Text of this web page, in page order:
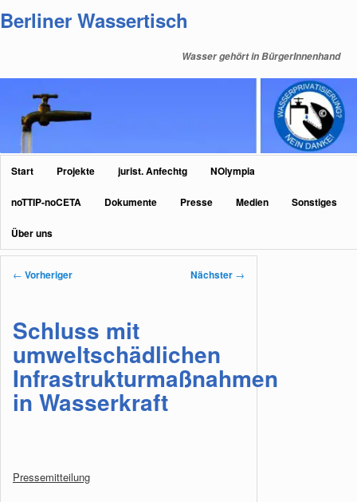
primären
Berliner Wassertisch
Wasser gehört in BürgerInnenhand
Hauptmenü
Start Projekte jurist. Anfechtg NOlympia
noTTIP-noCETA Dokumente Presse Medien Sonstiges
Über uns
Beitragsnavigation
← Vorheriger Nächster →
Schluss mit
umweltschädlichen
Infrastrukturmaßnahmen
in Wasserkraft
Pressemitteilung